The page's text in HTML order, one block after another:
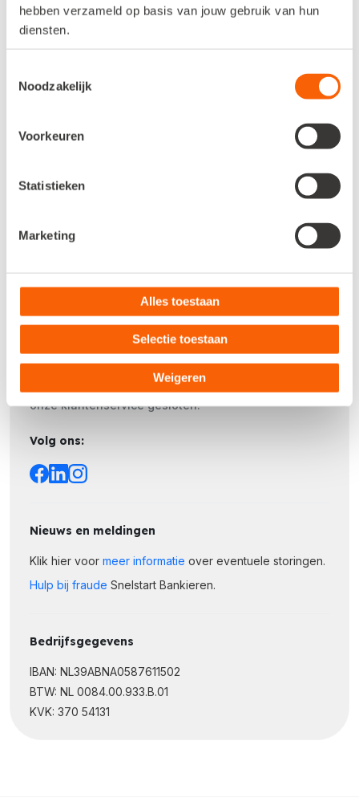
hebben verzameld op basis van jouw gebruik van hun
diensten.
Noodzakelijk
Voorkeuren
Statistieken
Marketing
Alles toestaan
Selectie toestaan
Weigeren
receipt_long ADMINISTRATIE
administratie@snelstart.nl
handshake PARTNERS
scheduleOpeningstijden
Maandag t/m donderdag 09.00 - 18.00
Op zaterdag, zondag en nationale feestdagen is
onze klantenservice gesloten.
Volg ons:
Nieuws en meldingen
Klik hier voor meer informatie over eventuele storingen.
Hulp bij fraude Snelstart Bankieren.
Bedrijfsgegevens
IBAN: NL39ABNA0587611502
BTW: NL 0084.00.933.B.01
KVK: 370 54131